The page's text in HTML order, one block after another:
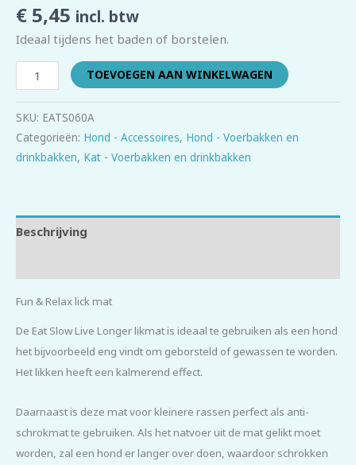
€ 5,45 incl. btw
Ideaal tijdens het baden of borstelen.
TOEVOEGEN AAN WINKELWAGEN
SKU: EATS060A
Categorieën: Hond - Accessoires, Hond - Voerbakken en
drinkbakken, Kat - Voerbakken en drinkbakken
Beschrijving
Fun & Relax lick mat
De Eat Slow Live Longer likmat is ideaal te gebruiken als een hond
het bijvoorbeeld eng vindt om geborsteld of gewassen te worden.
Het likken heeft een kalmerend effect.
Daarnaast is deze mat voor kleinere rassen perfect als anti-
schrokmat te gebruiken. Als het natvoer uit de mat gelikt moet
worden, zal een hond er langer over doen, waardoor schrokken